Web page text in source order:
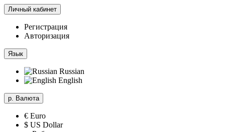
Личный кабинет
Регистрация
Авторизация
Язык
Russian
English
р. Валюта
€ Euro
$ US Dollar